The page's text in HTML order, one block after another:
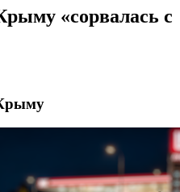
«сорвалась с